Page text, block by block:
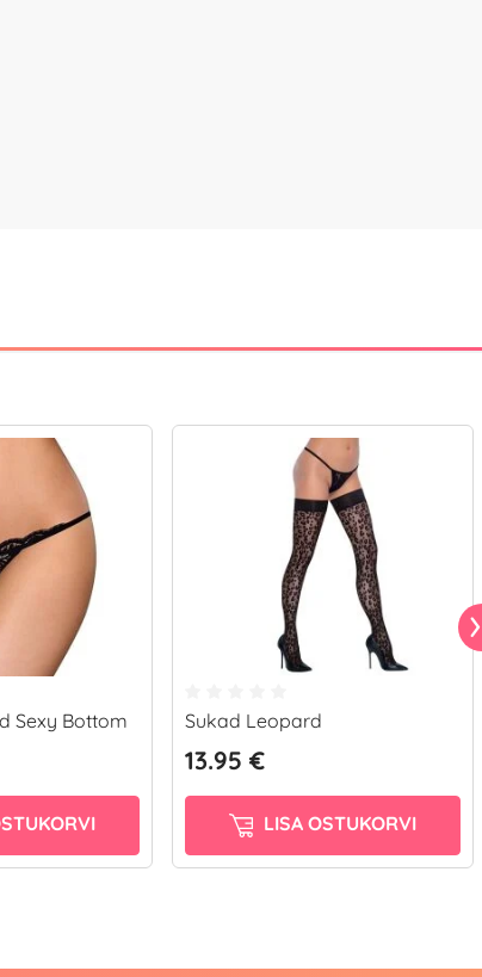
Sexy Bottom Sukad Leopard
13.95 €
LISA OSTUKORVI